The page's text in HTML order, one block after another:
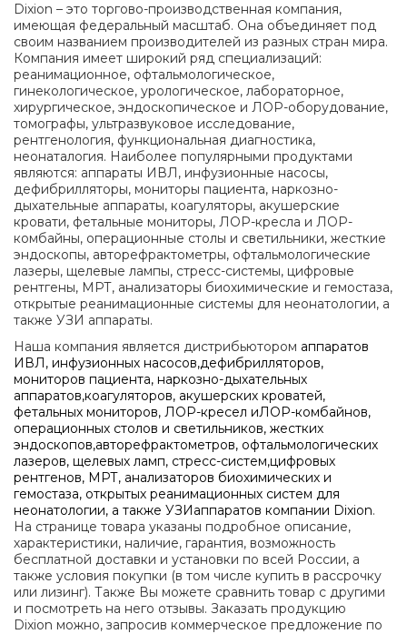
Dixion – это торгово-производственная компания,
имеющая федеральный масштаб. Она объединяет под
своим названием производителей из разных стран мира.
Компания имеет широкий ряд специализаций:
реанимационное, офтальмологическое,
гинекологическое, урологическое, лабораторное,
хирургическое, эндоскопическое и ЛОР-оборудование,
томографы, ультразвуковое исследование,
рентгенология, функциональная диагностика,
неонаталогия. Наиболее популярными продуктами
являются: аппараты ИВЛ, инфузионные насосы,
дефибрилляторы, мониторы пациента, наркозно-
дыхательные аппараты, коагуляторы, акушерские
кровати, фетальные мониторы, ЛОР-кресла и ЛОР-
комбайны, операционные столы и светильники, жесткие
эндоскопы, авторефрактометры, офтальмологические
лазеры, щелевые лампы, стресс-системы, цифровые
рентгены, МРТ, анализаторы биохимические и гемостаза,
открытые реанимационные системы для неонатологии, а
также УЗИ аппараты.
Наша компания является дистрибьютором аппаратов
ИВЛ, инфузионных насосов,дефибрилляторов,
мониторов пациента, наркозно-дыхательных
аппаратов,коагуляторов, акушерских кроватей,
фетальных мониторов, ЛОР-кресел иЛОР-комбайнов,
операционных столов и светильников, жестких
эндоскопов,авторефрактометров, офтальмологических
лазеров, щелевых ламп, стресс-систем,цифровых
рентгенов, МРТ, анализаторов биохимических и
гемостаза, открытых реанимационных систем для
неонатологии, а также УЗИаппаратов компании Dixion.
На странице товара указаны подробное описание,
характеристики, наличие, гарантия, возможность
бесплатной доставки и установки по всей России, а
также условия покупки (в том числе купить в рассрочку
или лизинг). Также Вы можете сравнить товар с другими
и посмотреть на него отзывы. Заказать продукцию
Dixion можно, запросив коммерческое предложение по